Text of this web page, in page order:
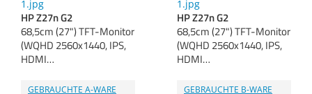
Zubehör
Anmelden | Registrieren
Merkzettel
HP Z27n G2
68,5cm (27") TFT-Monitor
(WQHD 2560x1440, IPS,
HDMI…
GEBRAUCHTE A-WARE
HP Z27n G2
68,5cm (27") TFT-Monitor
(WQHD 2560x1440, IPS,
HDMI…
GEBRAUCHTE B-WARE